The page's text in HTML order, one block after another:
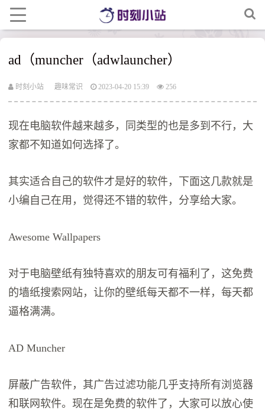
ad（muncher（adwlauncher）
时刻小站 趣味常识 2023-04-20 15:39 256
现在电脑软件越来越多，同类型的也是多到不行，大
家都不知道如何选择了。
其实适合自己的软件才是好的软件，下面这几款就是
小编自己在用，觉得还不错的软件，分享给大家。
Awesome Wallpapers
对于电脑壁纸有独特喜欢的朋友可有福利了，这免费
的墙纸搜索网站，让你的壁纸每天都不一样，每天都
逼格满满。
AD Muncher
屏蔽广告软件，其广告过滤功能几乎支持所有浏览器
和联网软件。现在是免费的软件了，大家可以放心使